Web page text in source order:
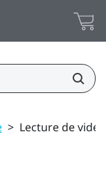
> Lecture de